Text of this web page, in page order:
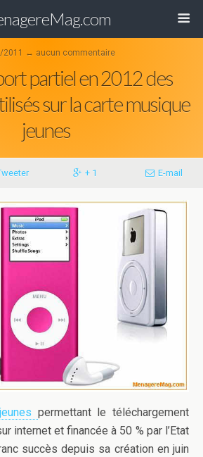
2011 ↔ aucun commentaire
partiel en 2012 des
sur la carte musique
jeunes
+ 1 E-mail
permettant le téléchargement
internet et financée à 50 % par l’Etat
succès depuis sa création en juin